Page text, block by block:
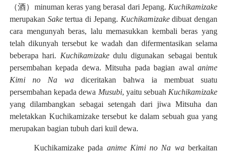
（酒） minuman keras yang berasal dari Jepang. Kuchikamizake
merupakan Saketertua di Jepang. Kuchikamizakedibuat dengan
cara mengunyah beras, lalu memasukkan kembali beras yang
telah dikunyah tersebut ke wadah dan difermentasikan selama
beberapa hari. Kuchikamizakedulu digunakan sebagai bentuk
persembahan kepada dewa. Mitsuha pada bagian awalanime
Kimi no Na wadiceritakan bahwa ia membuat suatu
persembahan kepada dewa Musubi, yaitu sebuah Kuchikamizake
yang dilambangkan sebagai setengah dari jiwa Mitsuha dan
meletakkan Kuchikamizake tersebut ke dalam sebuah gua yang
merupakan bagian tubuh dari kuil dewa.
Kuchikamizake pada anime Kimi no Na waberkaitan